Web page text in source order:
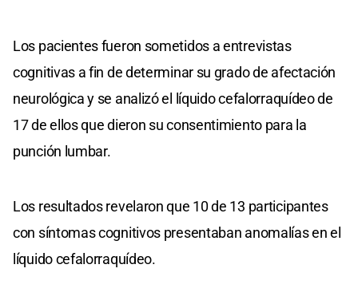
Los pacientes fueron sometidos a entrevistas
cognitivas a fin de determinar su grado de afectación
neurológica y se analizó el líquido cefalorraquídeo de
17 de ellos que dieron su consentimiento para la
punción lumbar.
Los resultados revelaron que 10 de 13 participantes
con síntomas cognitivos presentaban anomalías en el
líquido cefalorraquídeo.